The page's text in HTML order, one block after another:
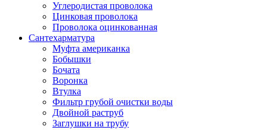
Углеродистая проволока
Цинковая проволока
Проволока оцинкованная
Сантехарматура
Муфта американка
Бобышки
Бочата
Воронка
Втулка
Фильтр грубой очистки воды
Двойной раструб
Заглушки на трубу